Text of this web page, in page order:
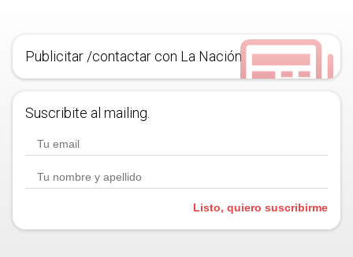
Publicitar /contactar con La Nación
Suscribite al mailing.
Listo, quiero suscribirme